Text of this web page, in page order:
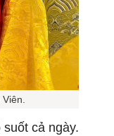
cả ngày.